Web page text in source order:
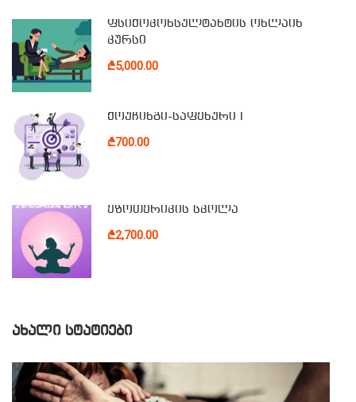
ფსიქოკონსულტანტის ონლაინ
კურსი
₾5,000.00
ქოუჩინგი-საფეხური I
₾700.00
ეზოთერიკის სკოლა
₾2,700.00
ᲐᲮᲐᲚᲘ ᲡᲢᲐᲢᲘᲔᲑᲘ